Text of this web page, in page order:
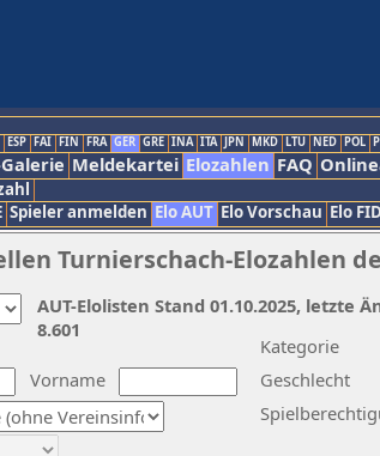
ESP FAI FIN FRA GER GRE INA ITA JPN MKD LTU NED POL
Meldekartei Elozahlen FAQ
Spieler anmelden Elo AUT Elo Vorschau Elo
Turnierschach-Elozahlen
Vorname
Kategorie
Geschlecht
AUT-Elolisten Stand 01.10.2025, letzte
8.601